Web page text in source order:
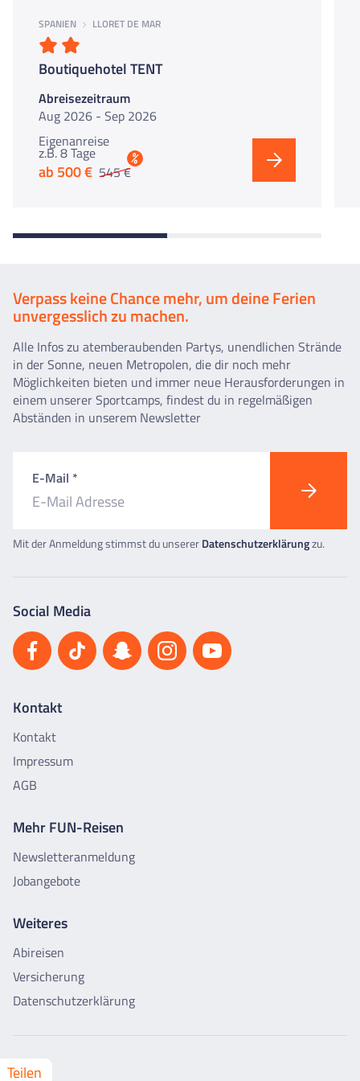
SPANIEN LLORET DE MAR
Boutiquehotel TENT
Abreisezeitraum
Aug 2026 - Sep 2026
Eigenanreise
z.B. 8 Tage
ab 500 € 545 €
%
Verpass keine Chance mehr, um deine Ferien
unvergesslich zu machen.
Alle Infos zu atemberaubenden Partys, unendlichen Strände
in der Sonne, neuen Metropolen, die dir noch mehr
Möglichkeiten bieten und immer neue Herausforderungen in
einem unserer Sportcamps, findest du in regelmäßigen
Abständen in unserem Newsletter
E-Mail *
Mit der Anmeldung stimmst du unsererDatenschutzerklärungzu.
Social Media
Kontakt
Kontakt
Impressum
AGB
Mehr FUN-Reisen
Newsletteranmeldung
Jobangebote
Weiteres
Abireisen
Versicherung
Datenschutzerklärung